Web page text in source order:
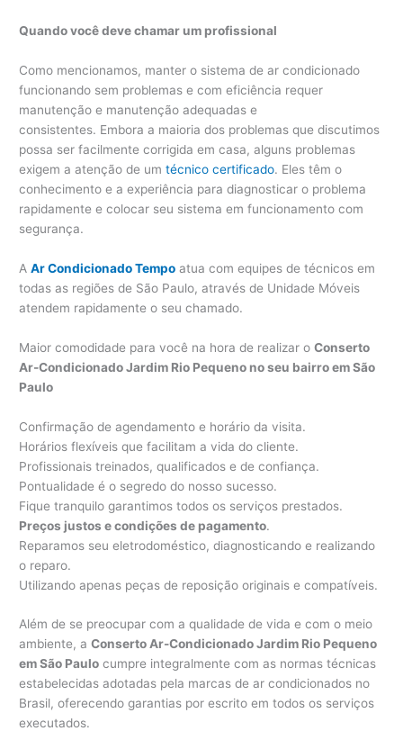
Quando você deve chamar um profissional
Como mencionamos, manter o sistema de ar condicionado
funcionando sem problemas e com eficiência requer
manutenção e manutenção adequadas e
consistentes. Embora a maioria dos problemas que discutimos
possa ser facilmente corrigida em casa, alguns problemas
exigem a atenção de umtécnico certificado. Eles têm o
conhecimento e a experiência para diagnosticar o problema
rapidamente e colocar seu sistema em funcionamento com
segurança.
AAr Condicionado Tempo atua com equipes de técnicos em
todas as regiões de São Paulo, através de Unidade Móveis
atendem rapidamente o seu chamado.
Maior comodidade para você na hora de realizar oConserto
Ar-Condicionado Jardim Rio Pequeno no seu bairro em São
Paulo
Confirmação de agendamento e horário da visita.
Horários flexíveis que facilitam a vida do cliente.
Profissionais treinados, qualificados e de confiança.
Pontualidade é o segredo do nosso sucesso.
Fique tranquilo garantimos todos os serviços prestados.
Preços justos e condições de pagamento.
Reparamos seu eletrodoméstico, diagnosticando e realizando
o reparo.
Utilizando apenas peças de reposição originais e compatíveis.
Além de se preocupar com a qualidade de vida e com o meio
ambiente, aConserto Ar-Condicionado Jardim Rio Pequeno
em São Paulo cumpre integralmente com as normas técnicas
estabelecidas adotadas pela marcas de ar condicionados no
Brasil, oferecendo garantias por escrito em todos os serviços
executados.